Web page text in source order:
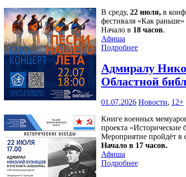
В среду, 22 июля, в
фестиваля «Как
Начало в 18 часов.
Афиша
Подробнее
Адмиралу
Областной
01.07.2026 Новости, 12+
Книге военных
проекта «Исторические
Мероприятие пройдёт в
Начало в 17 часов.
Афиша
Подробнее